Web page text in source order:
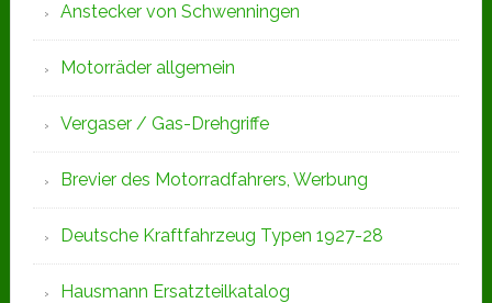
Anstecker von Schwenningen
Motorräder allgemein
Vergaser / Gas-Drehgriffe
Brevier des Motorradfahrers, Werbung
Deutsche Kraftfahrzeug Typen 1927-28
Hausmann Ersatzteilkatalog